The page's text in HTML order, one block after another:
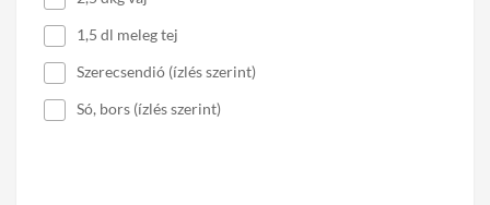
1,5 dl meleg tej
Szerecsendió (ízlés szerint)
Só, bors (ízlés szerint)